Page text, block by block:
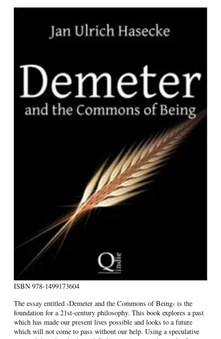
ISBN 978-1499173604
The essay entitled ›Demeter and the Commons of Being‹ is the
foundation for a 21st-century philosophy. This book explores a past
which has made our present lives possible and looks to a future
which will not come to pass without our help. Using a speculative